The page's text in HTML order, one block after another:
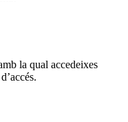
la qual accedeixes